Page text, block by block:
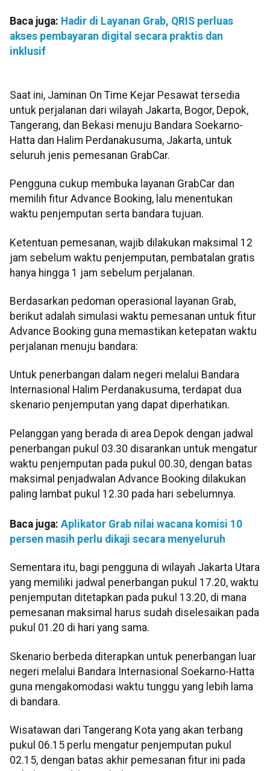
Baca juga: Hadir di Layanan Grab, QRIS perluas
akses pembayaran digital secara praktis dan
inklusif
Saat ini, Jaminan On Time Kejar Pesawat tersedia
untuk perjalanan dari wilayah Jakarta, Bogor, Depok,
Tangerang, dan Bekasi menuju Bandara Soekarno-
Hatta dan Halim Perdanakusuma, Jakarta, untuk
seluruh jenis pemesanan GrabCar.
Pengguna cukup membuka layanan GrabCar dan
memilih fitur Advance Booking, lalu menentukan
waktu penjemputan serta bandara tujuan.
Ketentuan pemesanan, wajib dilakukan maksimal 12
jam sebelum waktu penjemputan, pembatalan gratis
hanya hingga 1 jam sebelum perjalanan.
Berdasarkan pedoman operasional layanan Grab,
berikut adalah simulasi waktu pemesanan untuk fitur
Advance Booking guna memastikan ketepatan waktu
perjalanan menuju bandara:
​Untuk penerbangan dalam negeri melalui Bandara
Internasional Halim Perdanakusuma, terdapat dua
skenario penjemputan yang dapat diperhatikan.
Pelanggan yang berada di area Depok dengan jadwal
penerbangan pukul 03.30 disarankan untuk mengatur
waktu penjemputan pada pukul 00.30, dengan batas
maksimal penjadwalan Advance Booking dilakukan
paling lambat pukul 12.30 pada hari sebelumnya.
Baca juga: Aplikator Grab nilai wacana komisi 10
persen masih perlu dikaji secara menyeluruh
Sementara itu, bagi pengguna di wilayah Jakarta Utara
yang memiliki jadwal penerbangan pukul 17.20, waktu
penjemputan ditetapkan pada pukul 13.20, di mana
pemesanan maksimal harus sudah diselesaikan pada
pukul 01.20 di hari yang sama.
​Skenario berbeda diterapkan untuk penerbangan luar
negeri melalui Bandara Internasional Soekarno-Hatta
guna mengakomodasi waktu tunggu yang lebih lama
di bandara.
Wisatawan dari Tangerang Kota yang akan terbang
pukul 06.15 perlu mengatur penjemputan pukul
02.15, dengan batas akhir pemesanan fitur ini pada